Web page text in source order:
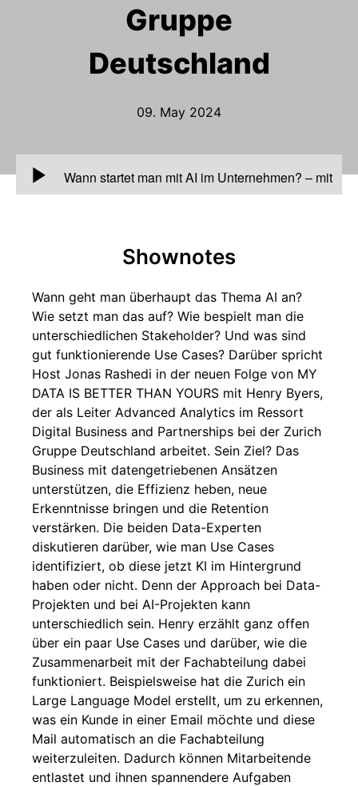
Gruppe
Deutschland
09. May 2024
00:00
Wann startet man mit AI im Unternehmen? – mit
Henry B., Zurich Gruppe Deutschland
Shownotes
Wann geht man überhaupt das Thema AI an?
Wie setzt man das auf? Wie bespielt man die
unterschiedlichen Stakeholder? Und was sind
gut funktionierende Use Cases? Darüber spricht
Host Jonas Rashedi in der neuen Folge von MY
DATA IS BETTER THAN YOURS mit Henry Byers,
der als Leiter Advanced Analytics im Ressort
Digital Business and Partnerships bei der Zurich
Gruppe Deutschland arbeitet. Sein Ziel? Das
Business mit datengetriebenen Ansätzen
unterstützen, die Effizienz heben, neue
Erkenntnisse bringen und die Retention
verstärken. Die beiden Data-Experten
diskutieren darüber, wie man Use Cases
identifiziert, ob diese jetzt KI im Hintergrund
haben oder nicht. Denn der Approach bei Data-
Projekten und bei AI-Projekten kann
unterschiedlich sein. Henry erzählt ganz offen
über ein paar Use Cases und darüber, wie die
Zusammenarbeit mit der Fachabteilung dabei
funktioniert. Beispielsweise hat die Zurich ein
Large Language Model erstellt, um zu erkennen,
was ein Kunde in einer Email möchte und diese
Mail automatisch an die Fachabteilung
weiterzuleiten. Dadurch können Mitarbeitende
entlastet und ihnen spannendere Aufgaben